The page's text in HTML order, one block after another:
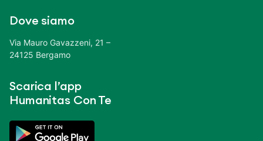
Dove siamo
Via Mauro Gavazzeni, 21 –
24125 Bergamo
Scarica l’app
Humanitas Con Te